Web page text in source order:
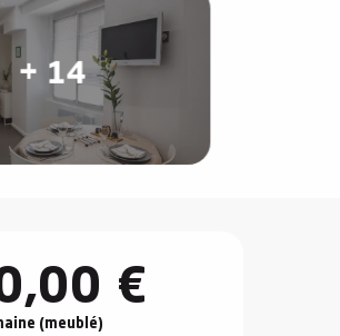
+ 14
et coordonnées
€
(meublé)